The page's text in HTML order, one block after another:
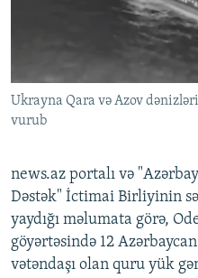
Ukrayna Qara və Azov
vurub
news.az portalı və
Dəstək" İctimai Birliyinin
yaydığı məlumata görə,
göyərtəsində 12
vətəndaşı olan quru yük